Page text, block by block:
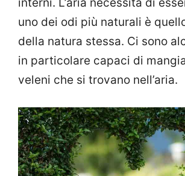
interni. L’aria necessita di
uno dei odi più naturali è
della natura stessa. Ci sono
in particolare capaci di
veleni che si trovano nell’aria.